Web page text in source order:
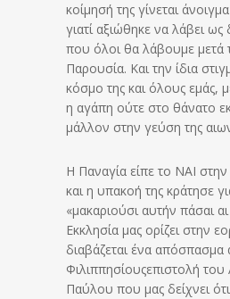
κοίμησή της γίνεται
γιατί αξιώθηκε να λάβει
που όλοι θα λάβουμε μετά
Παρουσία. Και την ίδια
κόσμο της και όλους εμάς,
η αγάπη ούτε στο θάνατο
μάλλον στην γεύση της
Η Παναγία είπε το ΝΑΙ
και η υπακοή της κράτησε
«μακαριούσι αυτήν πάσαι
Εκκλησία μας ορίζει στην
διαβάζεται ένα
Φιλιππησίουςεπιστολή
Παύλου που μας δείχνει